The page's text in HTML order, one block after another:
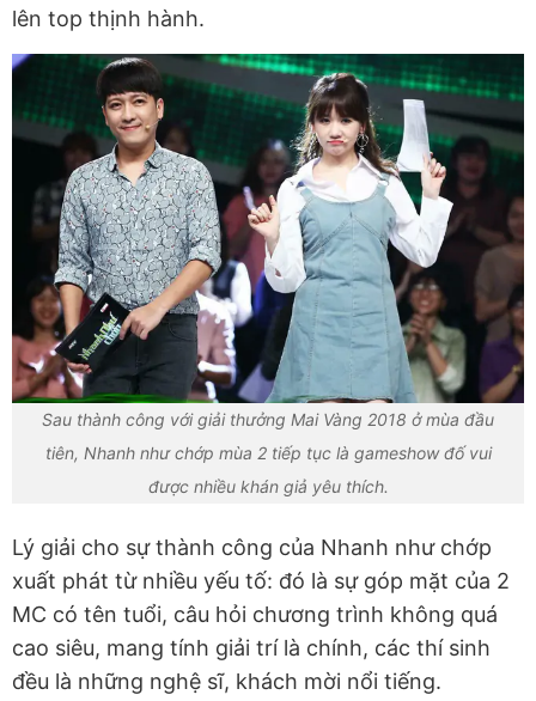
lên top thịnh hành.
Sau thành công với giải thưởng Mai Vàng 2018 ở mùa đầu
tiên, Nhanh như chớp mùa 2 tiếp tục là gameshow đố vui
được nhiều khán giả yêu thích.
Lý giải cho sự thành công của Nhanh như chớp
xuất phát từ nhiều yếu tố: đó là sự góp mặt của 2
MC có tên tuổi, câu hỏi chương trình không quá
cao siêu, mang tính giải trí là chính, các thí sinh
đều là những nghệ sĩ, khách mời nổi tiếng.